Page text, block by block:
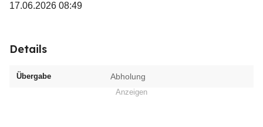
17.06.2026 08:49
Details
Übergabe Abholung
Anzeigen